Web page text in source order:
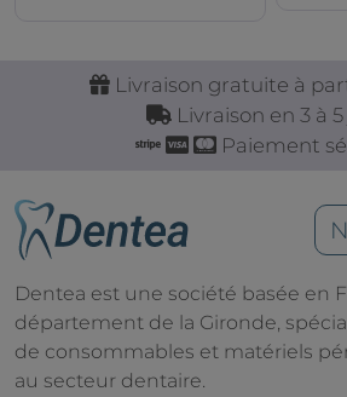
Livraison gratuite à
Livraison en 3 à
Paiement
Dentea est une société basée en
département de la Gironde,
de consommables et matériels
au secteur dentaire.